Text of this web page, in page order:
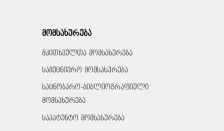
მომსახურება
მკითხველთა მომსახურება
სამეცნიერო მომსახურება
საცნობარო-ბიბლიოგრაფიული
მომსახურება
საპატენტო მომსახურება